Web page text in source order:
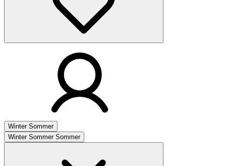
Winter Sommer
Winter Sommer Sommer